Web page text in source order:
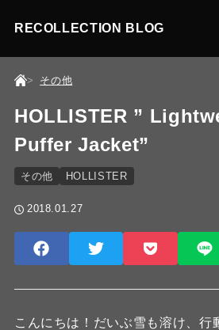
RECOLLECTION BLOG
その他
HOLLISTER ”
Puffer Jacket”
その他 HOLLISTER
2018.01.27
こんにちは！だいぶ雪も溶け、行